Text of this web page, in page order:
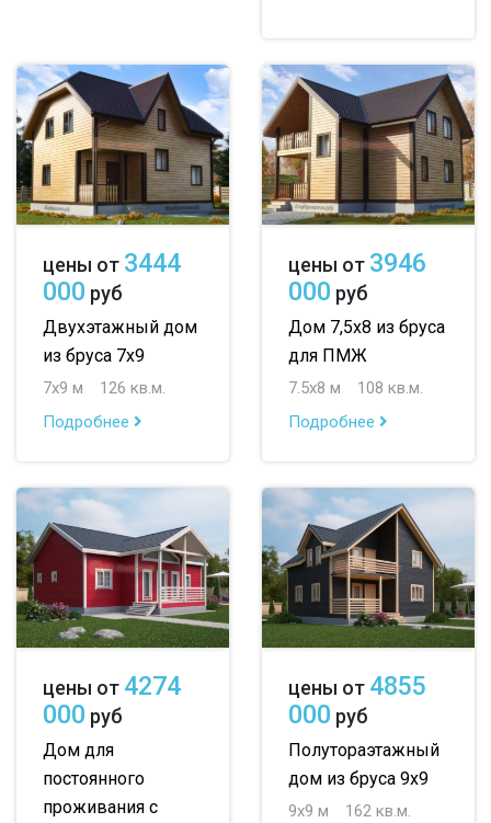
цены от 3444
000 руб
Двухэтажный дом
из бруса 7х9
7х9 м
126 кв.м.
Подробнее
цены от 3946
000 руб
Дом 7,5х8 из бруса
для ПМЖ
7.5х8 м
108 кв.м.
Подробнее
цены от 4274
000 руб
Дом для
постоянного
проживания с
цены от 4855
000 руб
Полутораэтажный
дом из бруса 9х9
9х9 м
162 кв.м.